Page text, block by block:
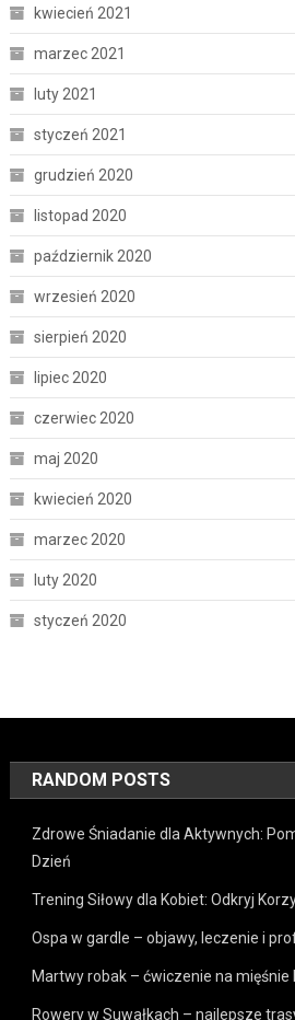
kwiecień 2021
marzec 2021
luty 2021
styczeń 2021
grudzień 2020
listopad 2020
październik 2020
wrzesień 2020
sierpień 2020
lipiec 2020
czerwiec 2020
maj 2020
kwiecień 2020
marzec 2020
luty 2020
styczeń 2020
RANDOM POSTS
Zdrowe Śniadanie dla Aktywnych:
Dzień
Trening Siłowy dla Kobiet: Odkryj
Ospa w gardle – objawy, leczenie i
Martwy robak – ćwiczenie na mięśnie
Rowery w Suwałkach – najlepsze